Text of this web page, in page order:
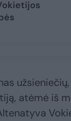
atėmė iš